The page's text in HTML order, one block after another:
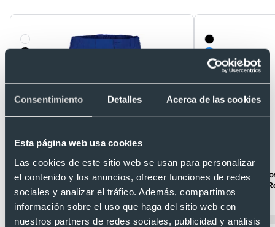
Consentimiento Detalles Acerca de las cookies
Esta página web usa cookies
Las cookies de este sitio web se usan para personalizar
el contenido y los anuncios, ofrecer funciones de redes
sociales y analizar el tráfico. Además, compartimos
información sobre el uso que haga del sitio web con
nuestros partners de redes sociales, publicidad y análisis
Bermuda trabajo multibolsillos algodón y
poliester lake Valento
Ref. V058
Recíbelo
Bermuda con
seguridad Ringo
Ref. H9005
Recíbelo